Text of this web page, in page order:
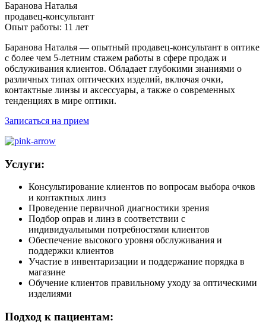
Баранова Наталья
продавец-консультант
Опыт работы: 11 лет
Баранова Наталья — опытный продавец-консультант в оптике
с более чем 5-летним стажем работы в сфере продаж и
обслуживания клиентов. Обладает глубокими знаниями о
различных типах оптических изделий, включая очки,
контактные линзы и аксессуары, а также о современных
тенденциях в мире оптики.
Записаться на прием
Услуги:
Консультирование клиентов по вопросам выбора очков
и контактных линз
Проведение первичной диагностики зрения
Подбор оправ и линз в соответствии с
индивидуальными потребностями клиентов
Обеспечение высокого уровня обслуживания и
поддержки клиентов
Участие в инвентаризации и поддержание порядка в
магазине
Обучение клиентов правильному уходу за оптическими
изделиями
Подход к пациентам: